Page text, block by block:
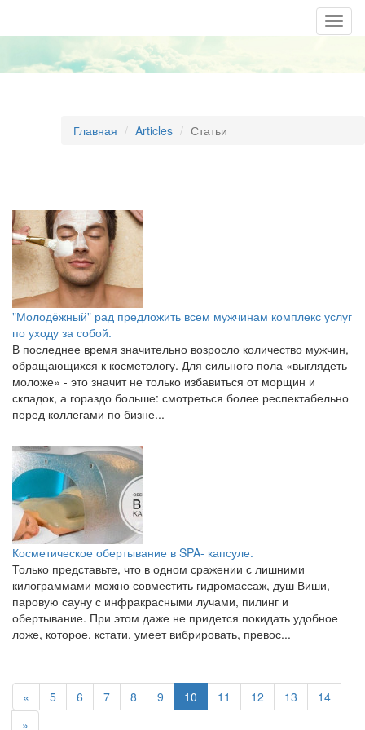
Главная Articles Статьи
"Молодёжный" рад предложить всем мужчинам комплекс услуг
по уходу за собой.
В последнее время значительно возросло количество мужчин,
обращающихся к косметологу. Для сильного пола «выглядеть
моложе» - это значит не только избавиться от морщин и
складок, а гораздо больше: смотреться более респектабельно
перед коллегами по бизне...
Косметическое обертывание в SPA- капсуле.
Только представьте, что в одном сражении с лишними
килограммами можно совместить гидромассаж, душ Виши,
паровую сауну с инфракрасными лучами, пилинг и
обертывание. При этом даже не придется покидать удобное
ложе, которое, кстати, умеет вибрировать, превос...
« 5 6 7 8 9 10 11 12 13
14
»